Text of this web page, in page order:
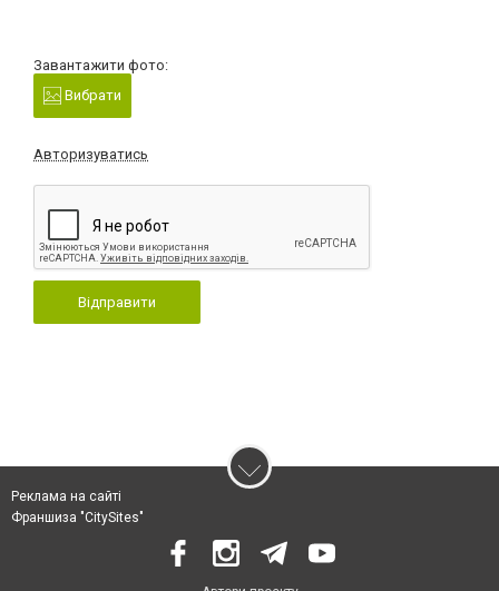
Завантажити фото:
Вибрати
Авторизуватись
Відправити
Реклама на сайті
Франшиза "CitySites"